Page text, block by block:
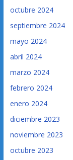
octubre 2024
septiembre 2024
mayo 2024
abril 2024
marzo 2024
febrero 2024
enero 2024
diciembre 2023
noviembre 2023
octubre 2023